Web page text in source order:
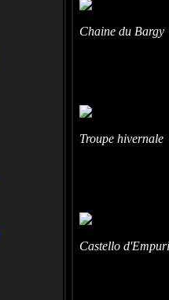
Chaine du
Troupe
Castello